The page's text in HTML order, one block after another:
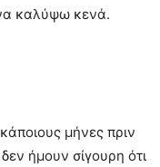
καλύψω κενά.
μήνες πριν
ήμουν σίγουρη ότι